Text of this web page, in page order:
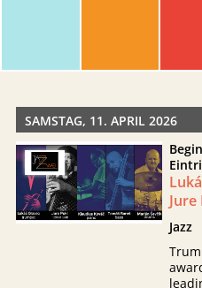
SAMSTAG, 11. APRIL 2026
Jure
Jazz